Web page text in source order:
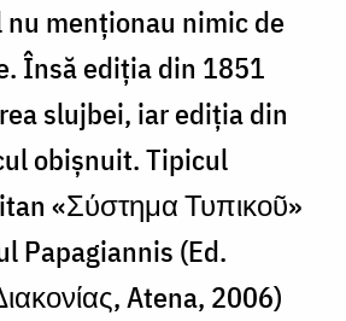
menționau nimic de
Însă ediția din 1851
slujbei, iar ediția din
obișnuit. Tipicul
«Σύστημα Τυπικοῦ»
Papagiannis (Ed.
Atena, 2006)